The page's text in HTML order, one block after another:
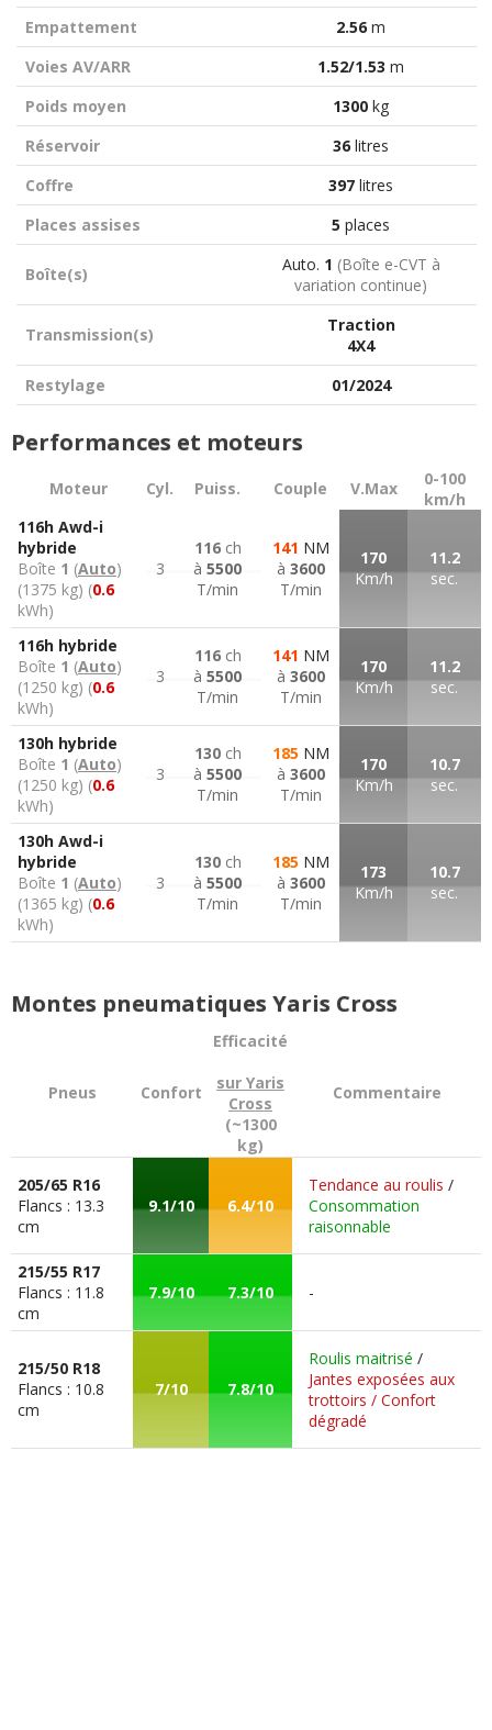
Empattement
2.56 m
Voies AV/ARR
1.52/1.53 m
Poids moyen
1300 kg
Réservoir
36 litres
Coffre
397 litres
Places assises
5 places
Boîte(s) Auto. 1 (Boîte e-CVT à
variation continue)
Transmission(s)
Traction
4X4
Restylage
01/2024
Performances et moteurs
Moteur Cyl. Puiss. Couple V.Max
0-100
km/h
116h Awd-i
hybride
Boîte 1 (Auto)
(1375 kg) (0.6
kWh)
3
116ch
à 5500
T/min
141 NM
à 3600
T/min
170
Km/h
11.2
sec.
116h hybride
Boîte 1 (Auto)
(1250 kg) (0.6
kWh)
3
116ch
à 5500
T/min
141 NM
à 3600
T/min
170
Km/h
11.2
sec.
130h hybride
Boîte 1 (Auto)
(1250 kg) (0.6
kWh)
3
130ch
à 5500
T/min
185NM
à 3600
T/min
170
Km/h
10.7
sec.
130h Awd-i
hybride
Boîte 1 (Auto)
(1365 kg) (0.6
kWh)
3
130ch
à 5500
T/min
185NM
à 3600
T/min
173
Km/h
10.7
sec.
Montes pneumatiques Yaris Cross
Pneus Confort
Efficacité
sur Yaris
Cross
(~1300
kg)
Commentaire
205/65 R16
Flancs : 13.3
cm
9.1/10 6.4/10
Tendance au roulis /
Consommation
raisonnable
215/55 R17
Flancs : 11.8
cm
7.9/10 7.3/10 -
215/50 R18
Flancs : 10.8
cm
7/10 7.8/10
Roulis maitrisé /
Jantes exposées aux
trottoirs / Confort
dégradé